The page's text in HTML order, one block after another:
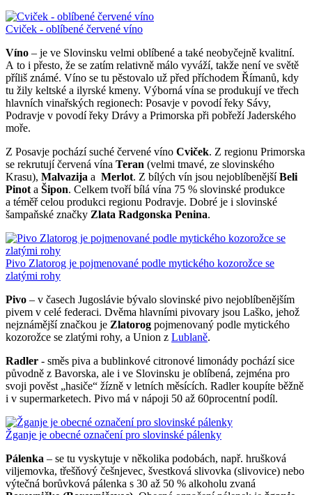
Cviček - oblíbené červené víno
Víno – je ve Slovinsku velmi oblíbené a také neobyčejně kvalitní.
A to i přesto, že se zatím relativně málo vyváží, takže není ve světě
příliš známé. Víno se tu pěstovalo už před příchodem Římanů, kdy
tu žily keltské a ilyrské kmeny. Výborná vína se produkují ve třech
hlavních vinařských regionech: Posavje v povodí řeky Sávy,
Podravje v povodí řeky Drávy a Primorska při pobřeží Jaderského
moře.
Z Posavje pochází suché červené víno Cviček. Z regionu Primorska
se rekrutují červená vína Teran (velmi tmavé, ze slovinského
Krasu), Malvazija a Merlot. Z bílých vín jsou nejoblíbenějšíBeli
Pinot a Šipon. Celkem tvoří bílá vína 75 % slovinské produkce
a téměř celou produkci regionu Podravje. Dobré je i slovinské
šampaňské značky Zlata Radgonska Penina.
Pivo Zlatorog je pojmenované podle mytického kozorožce se
zlatými rohy
Pivo – v časech Jugoslávie bývalo slovinské pivo nejoblíbenějším
pivem v celé federaci. Dvěma hlavními pivovary jsou Laško, jehož
nejznámější značkou je Zlatorog pojmenovaný podle mytického
kozorožce se zlatými rohy, a Union z Lublaně.
Radler - směs piva a bublinkové citronové limonády pochází sice
původně z Bavorska, ale i ve Slovinsku je oblíbená, zejména pro
svoji pověst „hasiče“ žízně v letních měsících. Radler koupíte běžně
i v supermarketech. Pivo má v nápoji 50 až 60procentní podíl.
Žganje je obecné označení pro slovinské pálenky
Pálenka – se tu vyskytuje v několika podobách, např. hrušková
viljemovka, třešňový češnjevec, švestková slivovka (slivovice) nebo
výtečná borůvková pálenka s 30 až 50 % alkoholu zvaná